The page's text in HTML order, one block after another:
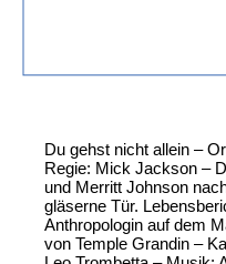
Du gehst nicht allein –
Regie: Mick Jackson –
und Merritt Johnson
gläserne Tür.
Anthropologin auf dem
von Temple Grandin –